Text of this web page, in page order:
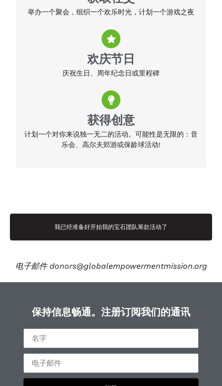
举办一个聚会，组织一个欢乐时光，计划一个游戏之夜
欢庆节日
庆祝生日、周年纪念日或里程碑
获得创意
计划一个对你来说独一无二的活动。可能性是无限的：音
乐会、高尔夫郊游或保龄球活动!
我已经准备好开始我的宝石团队筹款活动了
电子邮件 donors@globalempowermentmission.org
保持信息畅通。注册订阅我们的通讯